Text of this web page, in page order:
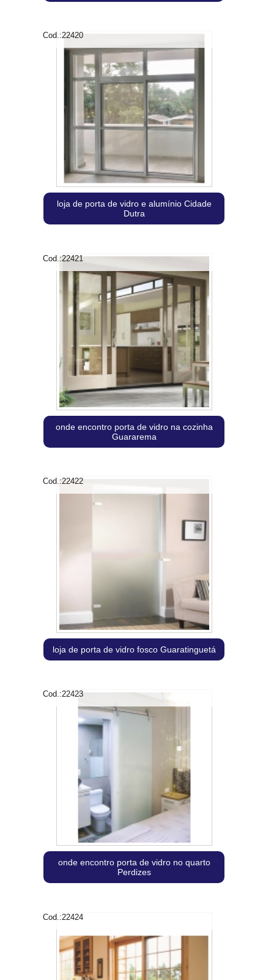
Cod.:22420
loja de porta de vidro e alumínio Cidade
Dutra
Cod.:22421
onde encontro porta de vidro na cozinha
Guararema
Cod.:22422
loja de porta de vidro fosco Guaratinguetá
Cod.:22423
onde encontro porta de vidro no quarto
Perdizes
Cod.:22424